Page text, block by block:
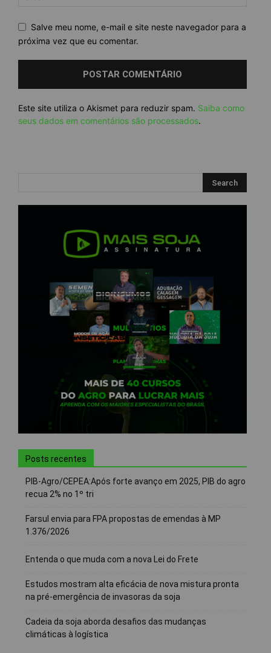
Salve meu nome, e-mail e site neste navegador para a
próxima vez que eu comentar.
Este site utiliza o Akismet para reduzir spam. Saiba como
seus dados em comentários são processados.
Posts recentes
PIB-Agro/CEPEA:Após forte avanço em 2025, PIB do agro
recua 2% no 1º tri
Farsul envia para FPA propostas de emendas à MP
1.376/2026
Entenda o que muda com a nova Lei do Frete
Estudos mostram alta eficácia de nova mistura pronta
na pré-emergência de invasoras da soja
Cadeia da soja aborda desafios das mudanças
climáticas à logística